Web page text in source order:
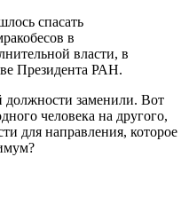
спасать
в
власти, в
Президента РАН.
должности заменили. Вот
человека на другого,
для направления, которое